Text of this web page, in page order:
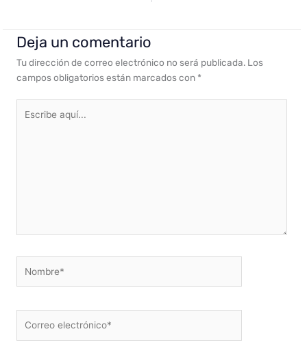
Deja un comentario
Tu dirección de correo electrónico no será publicada. Los
campos obligatorios están marcados con *
aquí...
electrónico*